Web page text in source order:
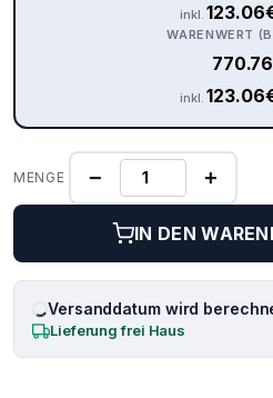
inkl.123.06
WARENWERT
770.76
inkl.123.06
MENGE − +
IN DEN
Versanddatum wird
Lieferung frei Haus